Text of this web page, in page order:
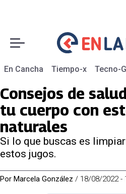
En Cancha Tiempo-x Tecno-
Consejos de
tu cuerpo con
naturales
Si lo que buscas es
estos jugos.
Por Marcela González / 18/08/2022 -